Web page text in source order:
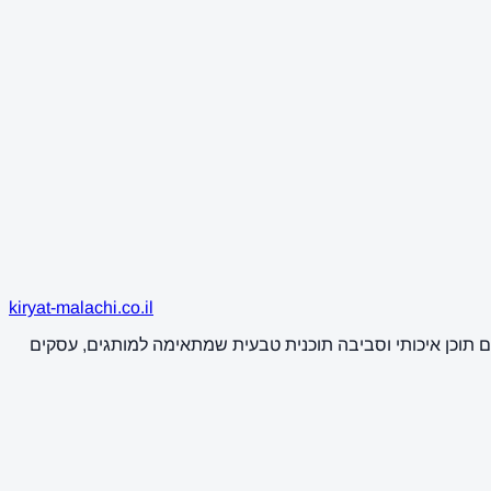
kiryat-malachi.co.il
תוכן איכותי וסביבה תוכנית טבעית שמתאימה למותגים, עסקים